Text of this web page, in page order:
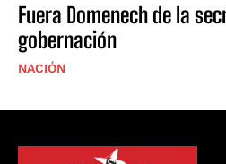
Fuera Domenech de la
gobernación
NACIÓN